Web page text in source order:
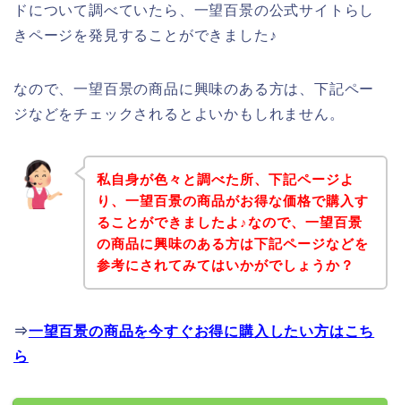
ドについて調べていたら、一望百景の公式サイトらし
きページを発見することができました♪
なので、一望百景の商品に興味のある方は、下記ペー
ジなどをチェックされるとよいかもしれません。
私自身が色々と調べた所、下記ページよ
り、一望百景の商品がお得な価格で購入す
ることができましたよ♪なので、一望百景
の商品に興味のある方は下記ページなどを
参考にされてみてはいかがでしょうか？
⇒一望百景の商品を今すぐお得に購入したい方はこち
ら